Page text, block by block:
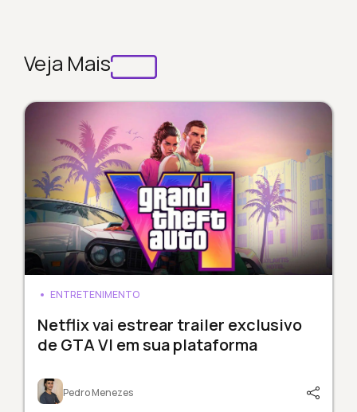
Veja Mais
ENTRETENIMENTO
Netflix vai estrear trailer exclusivo
de GTA VI em sua plataforma
Pedro Menezes